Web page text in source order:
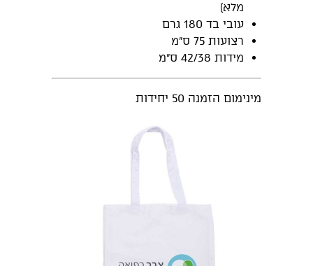
מלא)
עובי בד 180 גרם
רצועות 75 ס”מ
מידות 42/38 ס”מ
מינימום הזמנה 50 יחידות